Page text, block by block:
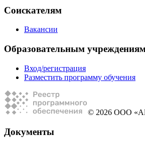
Соискателям
Вакансии
Образовательным
Вход/регистрация
Разместить программу обучения
© 2026 ООО
Документы